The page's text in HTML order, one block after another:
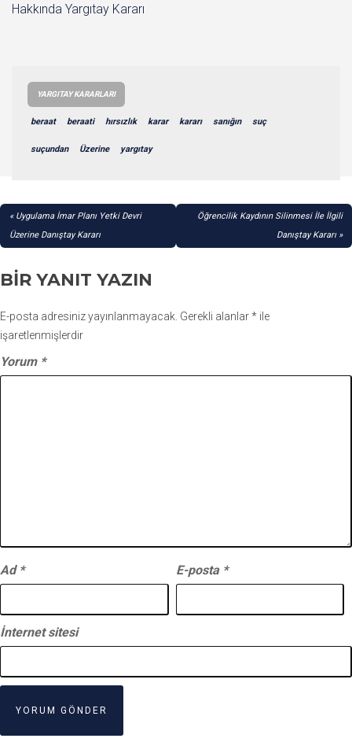
Hakkında Yargıtay Kararı
YARGITAY KARARLARI
beraat beraati hırsızlık karar kararı sanığın suç
suçundan Üzerine yargıtay
YAZI
GEZINMESI
Uygulama İmar Planı Yetki Devri
Üzerine Danıştay Kararı
Öğrencilik Kaydının Silinmesi İle İlgili
Danıştay Kararı
BIR YANIT YAZIN
E-posta adresiniz yayınlanmayacak. Gerekli alanlar* ile
işaretlenmişlerdir
Yorum *
Ad * E-posta *
İnternet sitesi